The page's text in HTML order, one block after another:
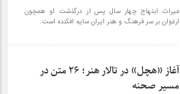
میراث ابتهاج چهار سال پس از درگذشت او همچون
ارغوان بر سر فرهنگ و هنر ایران سایه افکنده است.
آغاز «هچل» در تالار هنر؛ 26 متن در
مسیر صحنه